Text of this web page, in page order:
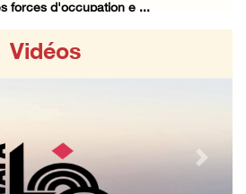
forces d'occupation e ...
condamne les att ...
Vidéos
Next